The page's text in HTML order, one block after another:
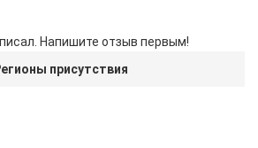
Напишите отзыв первым!
присутствия